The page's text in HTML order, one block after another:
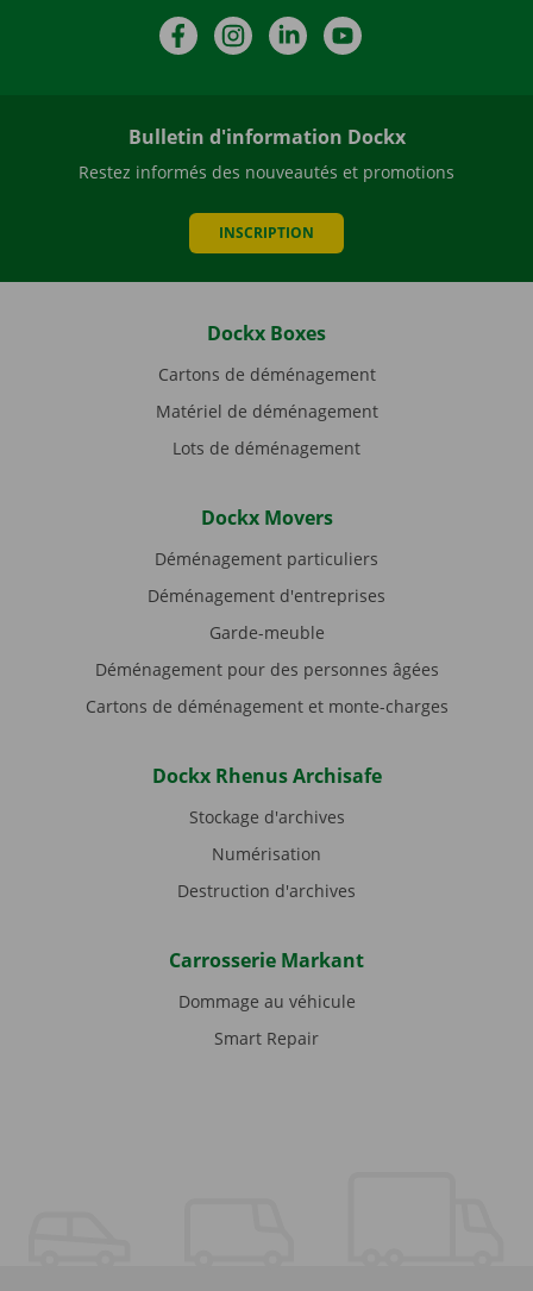
FacebookInstagramLinkedIn
Bulletin d'information Dockx
Restez informés des nouveautés et promotions
INSCRIPTION
Dockx Boxes
Cartons de déménagement
Matériel de déménagement
Lots de déménagement
Dockx Movers
Déménagement particuliers
Déménagement d'entreprises
Garde-meuble
Déménagement pour des personnes âgées
Cartons de déménagement et monte-charges
Dockx Rhenus Archisafe
Stockage d'archives
Numérisation
Destruction d'archives
Carrosserie Markant
Dommage au véhicule
Smart Repair